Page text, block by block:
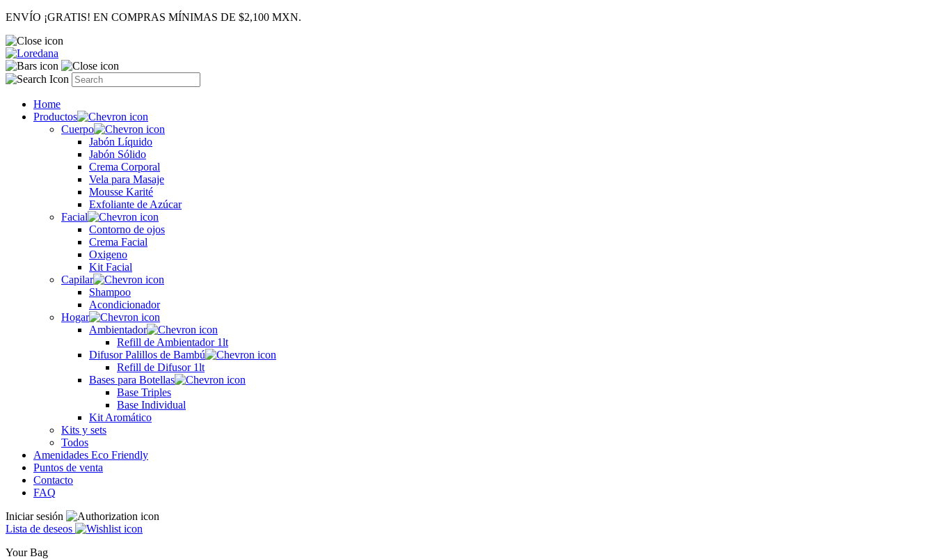
ENVÍO ¡GRATIS! EN COMPRAS MÍNIMAS DE $2,100 MXN.
Home
Productos
Cuerpo
Jabón Líquido
Jabón Sólido
Crema Corporal
Vela para Masaje
Mousse Karité
Exfoliante de Azúcar
Facial
Contorno de ojos
Crema Facial
Oxigeno
Kit Facial
Capilar
Shampoo
Acondicionador
Hogar
Ambientador
Refill de Ambientador 1lt
Difusor Palillos de Bambú
Refill de Difusor 1lt
Bases para Botellas
Base Triples
Base Individual
Kit Aromático
Kits y sets
Todos
Amenidades Eco Friendly
Puntos de venta
Contacto
FAQ
Iniciar sesión
Lista de deseos
Your Bag